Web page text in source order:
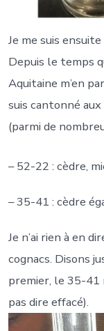
Je me suis
Depuis le temps
Aquitaine m’en
suis cantonné
(parmi de
– 52-22 : cèdre,
– 35-41 : cèdre
Je n’ai rien à en
cognacs. Disons
premier, le 35-41
pas dire effacé).